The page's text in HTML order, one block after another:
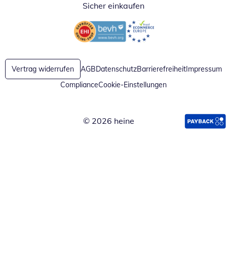
Sicher einkaufen
Öffnet in neuem FensterÖffnet in neuem Fenster
Vertrag widerrufen AGBDatenschutzBarrierefreiheitImpressum
ComplianceCookie-Einstellungen
© 2026 heine